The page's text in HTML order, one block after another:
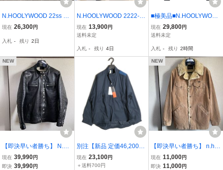
N.HOOLYWOOD 22ss FLI
GHT JACKET GRAY 922
ド 2022ss フライトジャ
現在 26,300円
入札 - 残り 2日
N.HOOLYWOOD 2222-C
007-098 BALMACAAN C
OAT サイズ36 ジャケット
現在 13,900円
送料未定
入札 - 残り 4日
■極美品■N.HOOLYWOO
D エヌハリウッド G-1 レ
ザージャケット 40■ブラ
ジャケット 912-LT01 ミ
スターハリウッド
現在 29,800円
送料未定
入札 - 残り 2時間
NEW
【即決早い者勝ち】 N.H
OOLYWOOD ミスターハ
リウッド エヌハリウッド
現在 39,990円
即決 39,990円
別注【新品 定価46,200
円】N.HOOLYWOOD TP
ES × WILD THINGS PUL
現在 23,100円
＋送料700円
NEW
【即決早い者勝ち】 n.ho
olywood × WRANGLER
ミスターハリウッド エヌ
現在 11,000円
即決 11,000円